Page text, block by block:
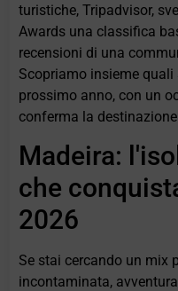
turistiche, Tripadvisor,
Awards una classifica
recensioni di una
Scopriamo insieme
prossimo anno, con un
conferma la
Madeira:
che
2026
Se stai cercando un mix
incontaminata,